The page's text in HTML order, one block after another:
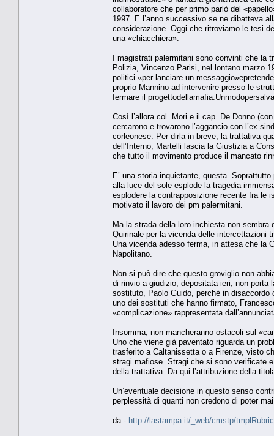
collaboratore che per primo parlò del
1997. E l’anno successivo se ne dibatteva
considerazione. Oggi che ritroviamo le tesi
una «chiacchiera».
I magistrati palermitani sono convinti che la
Polizia, Vincenzo Parisi, nel lontano marzo
politici «per lanciare un
proprio Mannino ad intervenire presso le
fermare il
Così l’allora col. Mori e il cap. De Donno
cercarono e trovarono l’aggancio con l’ex
corleonese. Per dirla in breve, la trattativa
dell’Interno, Martelli lascia la Giustizia a
che tutto il movimento produce il mancato
E’ una storia inquietante, questa.
alla luce del sole esplode la tragedia
esplodere la contrapposizione recente fra le
motivato il lavoro dei pm palermitani.
Ma la strada della loro inchiesta non
Quirinale per la vicenda delle intercettazioni
Una vicenda adesso ferma, in attesa che la
Napolitano.
Non si può dire che questo groviglio non
di rinvio a giudizio, depositata ieri, non porta
sostituto, Paolo Guido, perché in
uno dei sostituti che hanno firmato,
«complicazione» rappresentata
Insomma, non mancheranno ostacoli sul
Uno che viene già paventato riguarda un
trasferito a Caltanissetta o a Firenze, visto
stragi mafiose. Stragi che si sono verificate
della trattativa. Da qui l’attribuzione della
Un’eventuale decisione in questo senso
perplessità di quanti non credono di poter
da - http://lastampa.it/_web/cmstp/